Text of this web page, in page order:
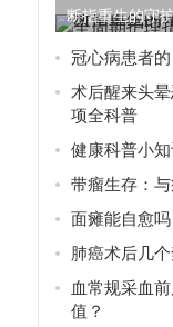
断指重生的守
期护理指南
冠心病患者
术后醒来头
项全科普
健康科普小
带瘤生存：与
面瘫能自愈
肺癌术后几
血常规采血
值？